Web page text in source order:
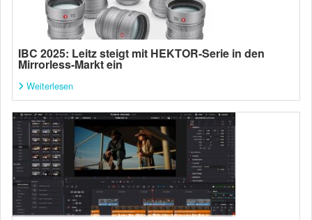
IBC 2025: Leitz steigt mit HEKTOR-Serie in den
Mirrorless-Markt ein
Weiterlesen